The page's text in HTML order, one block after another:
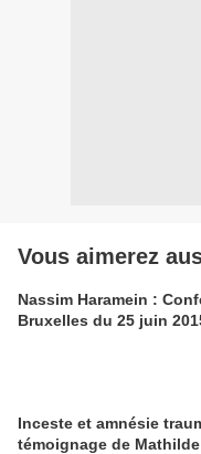
Vous aimerez
Nassim Haramein :
Bruxelles du 25 juin
Inceste et amnésie
témoignage de